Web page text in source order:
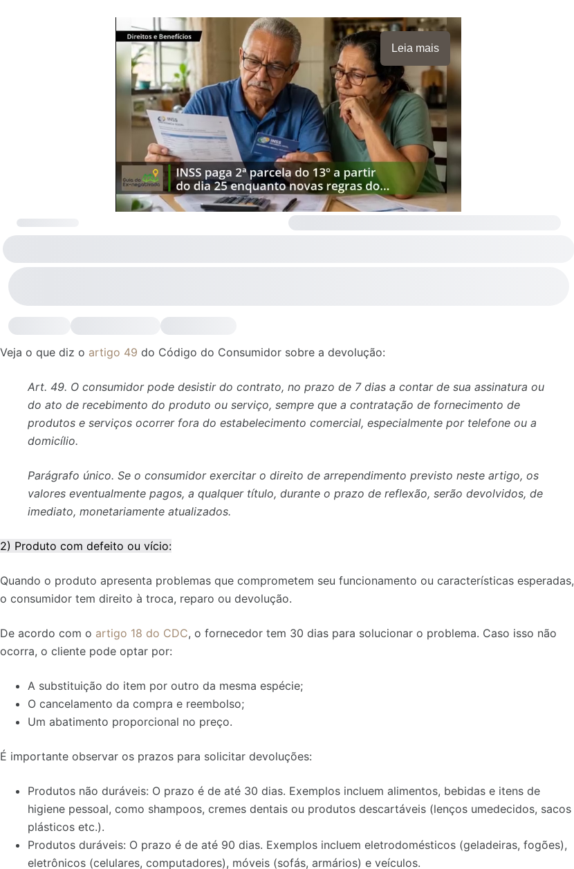
Leia mais
Veja o que diz o artigo 49 do Código do Consumidor sobre a devolução:
Art. 49. O consumidor pode desistir do contrato, no prazo de 7 dias a contar de sua assinatura ou
do ato de recebimento do produto ou serviço, sempre que a contratação de fornecimento de
produtos e serviços ocorrer fora do estabelecimento comercial, especialmente por telefone ou a
domicílio.
Parágrafo único. Se o consumidor exercitar o direito de arrependimento previsto neste artigo, os
valores eventualmente pagos, a qualquer título, durante o prazo de reflexão, serão devolvidos, de
imediato, monetariamente atualizados.
2) Produto com defeito ou vício:
Quando o produto apresenta problemas que comprometem seu funcionamento ou características esperadas,
o consumidor tem direito à troca, reparo ou devolução.
De acordo com o artigo 18 do CDC, o fornecedor tem 30 dias para solucionar o problema. Caso isso não
ocorra, o cliente pode optar por:
A substituição do item por outro da mesma espécie;
O cancelamento da compra e reembolso;
Um abatimento proporcional no preço.
É importante observar os prazos para solicitar devoluções:
Produtos não duráveis: O prazo é de até 30 dias. Exemplos incluem alimentos, bebidas e itens de
higiene pessoal, como shampoos, cremes dentais ou produtos descartáveis (lenços umedecidos, sacos
plásticos etc.).
Produtos duráveis: O prazo é de até 90 dias. Exemplos incluem eletrodomésticos (geladeiras, fogões),
eletrônicos (celulares, computadores), móveis (sofás, armários) e veículos.